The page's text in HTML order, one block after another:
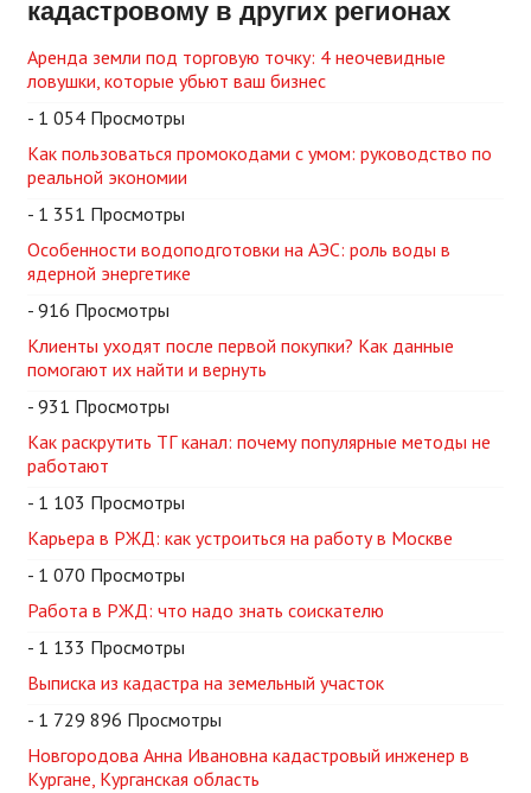
кадастровому в других регионах
Аренда земли под торговую точку: 4 неочевидные
ловушки, которые убьют ваш бизнес
- 1 054 Просмотры
Как пользоваться промокодами с умом: руководство по
реальной экономии
- 1 351 Просмотры
Особенности водоподготовки на АЭС: роль воды в
ядерной энергетике
- 916 Просмотры
Клиенты уходят после первой покупки? Как данные
помогают их найти и вернуть
- 931 Просмотры
Как раскрутить ТГ канал: почему популярные методы не
работают
- 1 103 Просмотры
Карьера в РЖД: как устроиться на работу в Москве
- 1 070 Просмотры
Работа в РЖД: что надо знать соискателю
- 1 133 Просмотры
Выписка из кадастра на земельный участок
- 1 729 896 Просмотры
Новгородова Анна Ивановна кадастровый инженер в
Кургане, Курганская область